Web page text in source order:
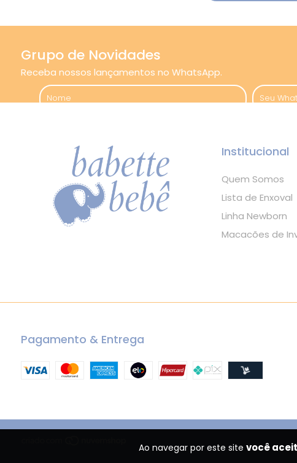
Ao navegar por este site você
Grupo de Novidades
Receba nossos lançamentos no WhatsApp.
Institucional
Quem Somos
Lista de Enxoval
Linha Newborn
Macacões de
Pagamento & Entrega